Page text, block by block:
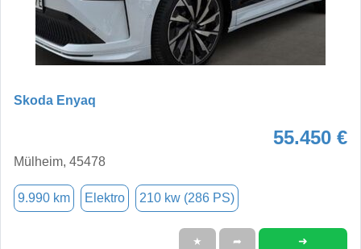
Skoda Enyaq
55.450 €
Mülheim, 45478
9.990 km Elektro 210 kw (286 PS)
★ ➦ ➜